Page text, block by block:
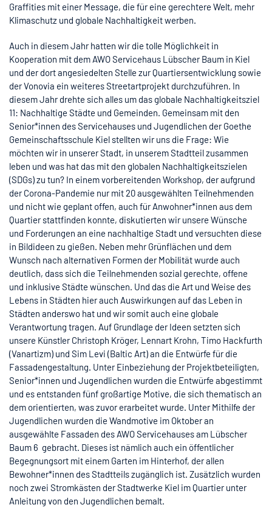
Graffities mit einer Message, die für eine gerechtere Welt, mehr
Klimaschutz und globale Nachhaltigkeit werben.
Auch in diesem Jahr hatten wir die tolle Möglichkeit in
Kooperation mit dem AWO Servicehaus Lübscher Baum in Kiel
und der dort angesiedelten Stelle zur Quartiersentwicklung sowie
der Vonovia ein weiteres Streetartprojekt durchzuführen. In
diesem Jahr drehte sich alles um das globale Nachhaltigkeitsziel
11: Nachhaltige Städte und Gemeinden. Gemeinsam mit den
Senior*innen des Servicehauses und Jugendlichen der Goethe
Gemeinschaftsschule Kiel stellten wir uns die Frage: Wie
möchten wir in unserer Stadt, in unserem Stadtteil zusammen
leben und was hat das mit den globalen Nachhaltigkeitszielen
(SDGs) zu tun? In einem vorbereitenden Workshop, der aufgrund
der Corona-Pandemie nur mit 20 ausgewählten Teilnehmenden
und nicht wie geplant offen, auch für Anwohner*innen aus dem
Quartier stattfinden konnte, diskutierten wir unsere Wünsche
und Forderungen an eine nachhaltige Stadt und versuchten diese
in Bildideen zu gießen. Neben mehr Grünflächen und dem
Wunsch nach alternativen Formen der Mobilität wurde auch
deutlich, dass sich die Teilnehmenden sozial gerechte, offene
und inklusive Städte wünschen. Und das die Art und Weise des
Lebens in Städten hier auch Auswirkungen auf das Leben in
Städten anderswo hat und wir somit auch eine globale
Verantwortung tragen. Auf Grundlage der Ideen setzten sich
unsere Künstler Christoph Kröger, Lennart Krohn, Timo Hackfurth
(Vanartizm) und Sim Levi (Baltic Art) an die Entwürfe für die
Fassadengestaltung. Unter Einbeziehung der Projektbeteiligten,
Senior*innen und Jugendlichen wurden die Entwürfe abgestimmt
und es entstanden fünf großartige Motive, die sich thematisch an
dem orientierten, was zuvor erarbeitet wurde. Unter Mithilfe der
Jugendlichen wurden die Wandmotive im Oktober an
ausgewählte Fassaden des AWO Servicehauses am Lübscher
Baum 6 gebracht. Dieses ist nämlich auch ein öffentlicher
Begegnungsort mit einem Garten im Hinterhof, der allen
Bewohner*innen des Stadtteils zugänglich ist. Zusätzlich wurden
noch zwei Stromkästen der Stadtwerke Kiel im Quartier unter
Anleitung von den Jugendlichen bemalt.